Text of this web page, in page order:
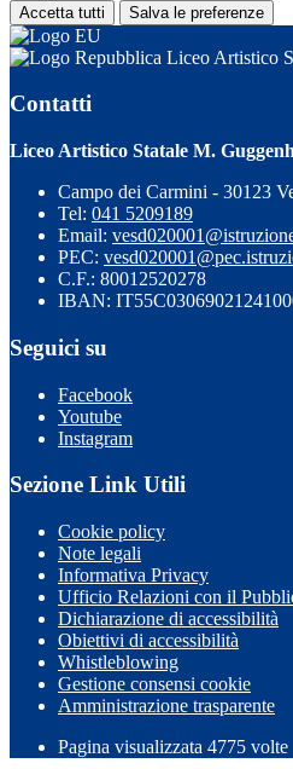
Accetta tutti Salva le preferenze
Liceo Artistico
Contatti
Liceo Artistico Statale M.
Campo dei Carmini - 30123
Tel: 041 5209189
Email:
PEC:
C.F.: 80012520278
IBAN:
Seguici su
Facebook
Youtube
Instagram
Sezione Link Utili
Cookie policy
Note legali
Informativa Privacy
Ufficio Relazioni con il
Dichiarazione di accessibilità
Obiettivi di accessibilità
Whistleblowing
Gestione consensi cookie
Amministrazione trasparente
Pagina visualizzata 4775 volte